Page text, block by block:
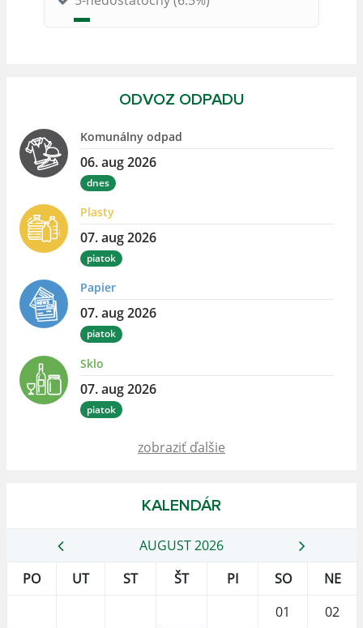
ODVOZ ODPADU
Komunálny odpad
06. aug 2026
dnes
Plasty
07. aug 2026
piatok
Papier
07. aug 2026
piatok
Sklo
07. aug 2026
piatok
zobraziť ďalšie
KALENDÁR
AUGUST 2026
PO
UT ST ŠT PI SO
NE
01
02